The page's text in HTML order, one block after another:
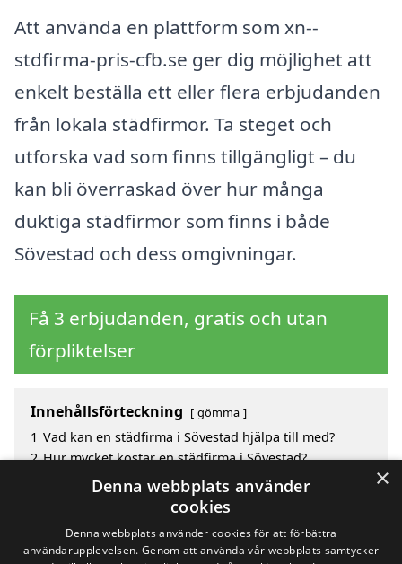
Att använda en plattform som xn--
stdfirma-pris-cfb.se ger dig möjlighet att
enkelt beställa ett eller flera erbjudanden
från lokala städfirmor. Ta steget och
utforska vad som finns tillgängligt – du
kan bli överraskad över hur många
duktiga städfirmor som finns i både
Sövestad och dess omgivningar.
Få 3 erbjudanden, gratis och utan
förpliktelser
Innehållsförteckning gömma
1 Vad kan en städfirma i Sövestad hjälpa till med?
2 Hur mycket kostar en städfirma i Sövestad?
Fördelar med att välja städfirma i Sövestad
Sök efter en skicklig städfirma i de omgivande
×
Denna webbplats använder
cookies
Denna webbplats använder cookies för att förbättra
användarupplevelsen. Genom att använda vår webbplats samtycker